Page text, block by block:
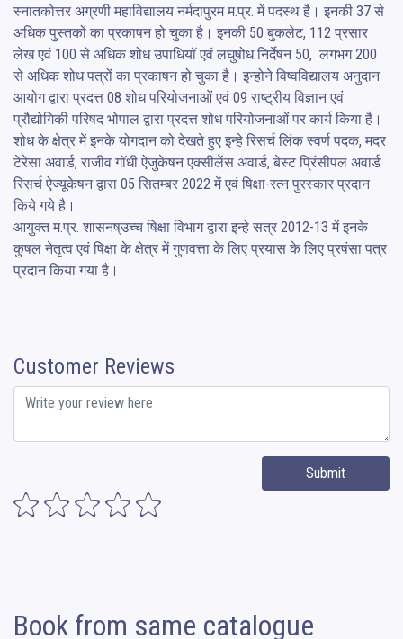
स्नातकोत्तर अग्रणी महाविद्यालय नर्मदापुरम म.प्र. में पदस्थ है। इनकी 37 से
अधिक पुस्तकों का प्रकाषन हो चुका है। इनकी 50 बुकलेट, 112 प्रसार
लेख एवं 100 से अधिक शोध उपाधियॉ एवं लघुषोध निर्देषन 50,  लगभग 200
से अधिक शोध पत्रों का प्रकाषन हो चुका है। इन्होने विष्वविद्यालय अनुदान
आयोग द्वारा प्रदत्त 08 शोध परियोजनाओं एवं 09 राष्ट्रीय विज्ञान एवं
प्रौद्योगिकी परिषद भोपाल द्वारा प्रदत्त शोध परियोजनाओं पर कार्य किया है।
शोध के क्षेत्र में इनके योगदान को देखते हुए इन्हे रिसर्च लिंक स्वर्ण पदक, मदर
टेरेसा अवार्ड, राजीव गॉधी ऐजुकेषन एक्सीलेंस अवार्ड, बेस्ट प्रिंसीपल अवार्ड
रिसर्च ऐज्यूकेषन द्वारा 05 सितम्बर 2022 में एवं षिक्षा-रत्न पुरस्कार प्रदान
किये गये है।
आयुक्त म.प्र. शासनष्उच्च षिक्षा विभाग द्वारा इन्हे सत्र 2012-13 में इनके
कुषल नेतृत्व एवं षिक्षा के क्षेत्र में गुणवत्ता के लिए प्रयास के लिए प्रषंसा पत्र
प्रदान किया गया है।
Customer Reviews
Submit
Book from same catalogue